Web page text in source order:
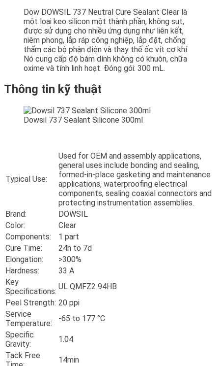
Dow DOWSIL 737 Neutral Cure Sealant Clear là
một loại keo silicon một thành phần, không sụt,
được sử dụng cho nhiều ứng dụng như liên kết,
niêm phong, lắp ráp công nghiệp, lắp đặt, chống
thấm các bộ phận điện và thay thế ốc vít cơ khí.
Nó cung cấp độ bám dính không có khuôn, chữa
oxime và tính linh hoạt. Đóng gói: 300 mL.
Thông tin kỹ thuật
Dowsil 737 Sealant Silicone 300ml
Typical Use:
Used for OEM and assembly applications,
general uses include bonding and sealing,
formed-in-place gasketing and maintenance
applications, waterproofing electrical
components, sealing coaxial connectors and
protecting instrumentation assemblies.
Brand:
DOWSIL
Color:
Clear
Components:
1 part
Cure Time:
24h to 7d
Elongation:
>300%
Hardness:
33 A
Key
Specifications:
UL QMFZ2 94HB
Peel Strength: 20 ppi
Service
Temperature:
-65 to 177 °C
Specific
Gravity:
1.04
Tack Free
14min